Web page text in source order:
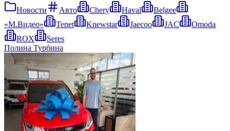
Новости Авто Chery Haval
Belgee
«М.Видео»
Tenet Knewstar Jaecoo JAC
Omoda
ROX
Seres
Полина Турбина